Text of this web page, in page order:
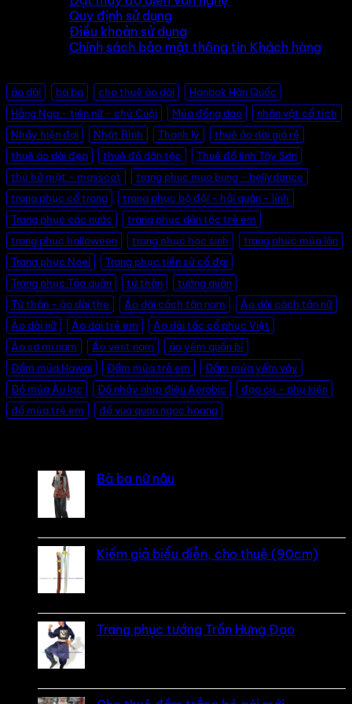
Quy định sử dụng
Điều khoản sử dụng
Chính sách bảo mật thông tin Khách hàng
áo dài bà ba cho thuê áo dài
Hanbok Hàn Quốc
Hằng Nga - tiên nữ - chú Cuội
Múa đồng dao
nhân vật cổ tích
Nhảy hiện đại
Nhật Bình Thanh lý
thuê áo dài giá rẻ
thuê áo dài đẹp
thuê đồ dân tộc
Thuê đồ lính Tây Sơn
thú hở mặt - masscot
trang phuc mua bung - bellydance
trang phục cổ trang
trang phục bộ đội - hải quân - lính
Trang phục các nước
trang phục dân tộc trẻ em
trang phục halloween
trang phục học sinh
trang phục múa lân
Trang phục Noel
Trang phục tiền sử cổ đại
Trang phục Táo quân
tứ thân
tướng quân
Tứ thân - áo dài the
Áo dài cách tân nam
Áo dài cách tân nữ
Áo dài nữ
Áo dài trẻ em
Áo dài tấc cổ phục Việt
Áo sơ mi nam
Áo vest nam
áo yếm quần bí
Đầm múa Hawai
Đầm múa trẻ em
Đầm múa yếm váy
Đồ múa Âu lạc
Đồ nhảy nhịp điệu Aerobic
đạo cụ - phụ kiện
đồ múa trẻ em
đồ vua quan ngoc hoang
Bà ba nữ nâu
Kiếm giả biểu diễn, cho thuê (90cm)
Trang phục tướng Trần Hưng Đạo